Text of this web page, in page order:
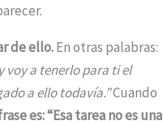
de ello.En otras palabras:
voy a tenerlo para ti el
a ello todavía.”Cuando
es: “Esa tarea no es una